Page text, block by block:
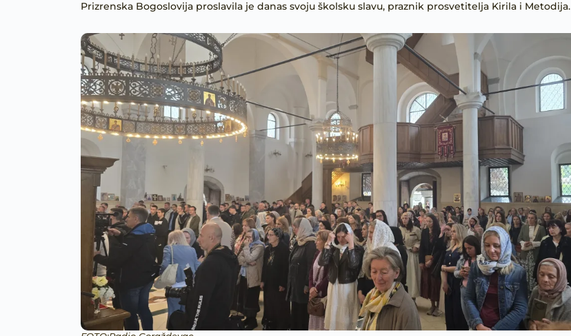
Prizrenska Bogoslovija proslavila je danas svoju školsku slavu, praznik prosvetitelja Kirila i Metodija.